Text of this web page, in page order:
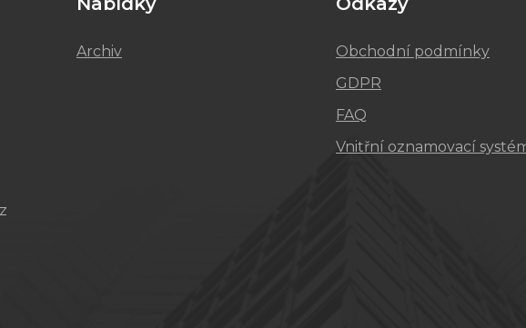
Archiv
Obchodní podmínky
GDPR
FAQ
Vnitřní oznamovací